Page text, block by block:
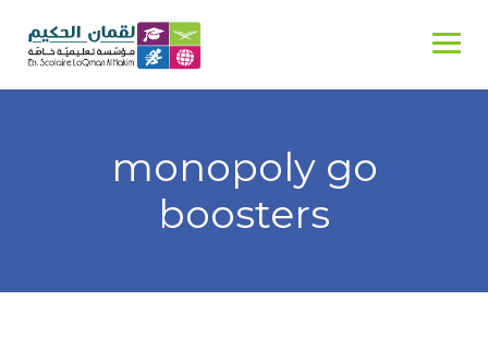
content
monopoly go
boosters